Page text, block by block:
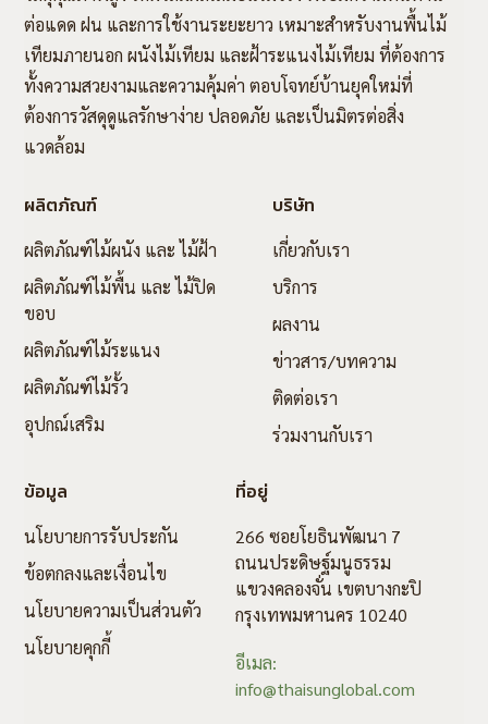
ต่อแดด ฝน และการใช้งานระยะยาว เหมาะสำหรับงานพื้นไม้
เทียมภายนอก ผนังไม้เทียม และฝ้าระแนงไม้เทียม ที่ต้องการ
ทั้งความสวยงามและความคุ้มค่า ตอบโจทย์บ้านยุคใหม่ที่
ต้องการวัสดุดูแลรักษาง่าย ปลอดภัย และเป็นมิตรต่อสิ่ง
แวดล้อม
ผลิตภัณฑ์
ผลิตภัณฑ์ไม้ผนัง และ ไม้ฝ้า
ผลิตภัณฑ์ไม้พื้น และ ไม้ปิด
ขอบ
ผลิตภัณฑ์ไม้ระแนง
ผลิตภัณฑ์ไม้รั้ว
อุปกณ์เสริม
บริษัท
เกี่ยวกับเรา
บริการ
ผลงาน
ข่าวสาร/บทความ
ติดต่อเรา
ร่วมงานกับเรา
ข้อมูล
นโยบายการรับประกัน
ข้อตกลงและเงื่อนไข
นโยบายความเป็นส่วนตัว
นโยบายคุกกี้
ที่อยู่
266 ซอยโยธินพัฒนา 7
ถนนประดิษฐ์มนูธรรม
แขวงคลองจั่น เขตบางกะปิ
กรุงเทพมหานคร 10240
อีเมล:
info@thaisunglobal.com